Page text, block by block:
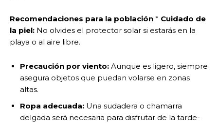
Recomendaciones para la población * Cuidado de
la piel: No olvides el protector solar si estarás en la
playa o al aire libre.
Precaución por viento: Aunque es ligero, siempre
asegura objetos que puedan volarse en zonas
altas.
Ropa adecuada: Una sudadera o chamarra
delgada será necesaria para disfrutar de la tarde-